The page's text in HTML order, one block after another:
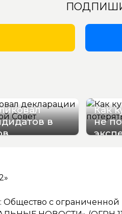
в
Как
не
Общество с ограниченной